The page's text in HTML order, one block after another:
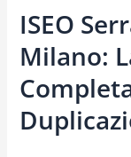
ISEO
Milano: